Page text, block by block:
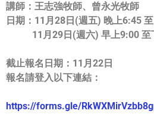
講師：王志強牧師、曾永光牧師
日期： 11月28日(週五) 晚上6:45
11月29日(週六) 早上9:00 至
截止報名日期： 11月22日
報名請登入以下連結：
https://forms.gle/